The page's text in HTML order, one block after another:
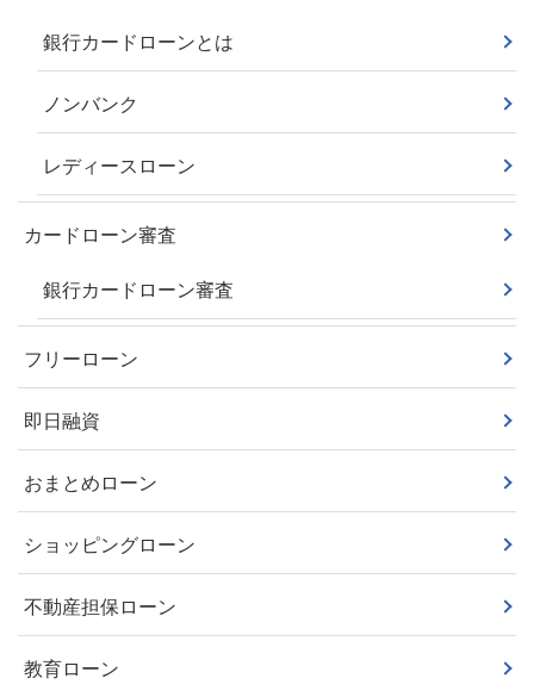
銀行カードローンとは
ノンバンク
レディースローン
カードローン審査
銀行カードローン審査
フリーローン
即日融資
おまとめローン
ショッピングローン
不動産担保ローン
教育ローン